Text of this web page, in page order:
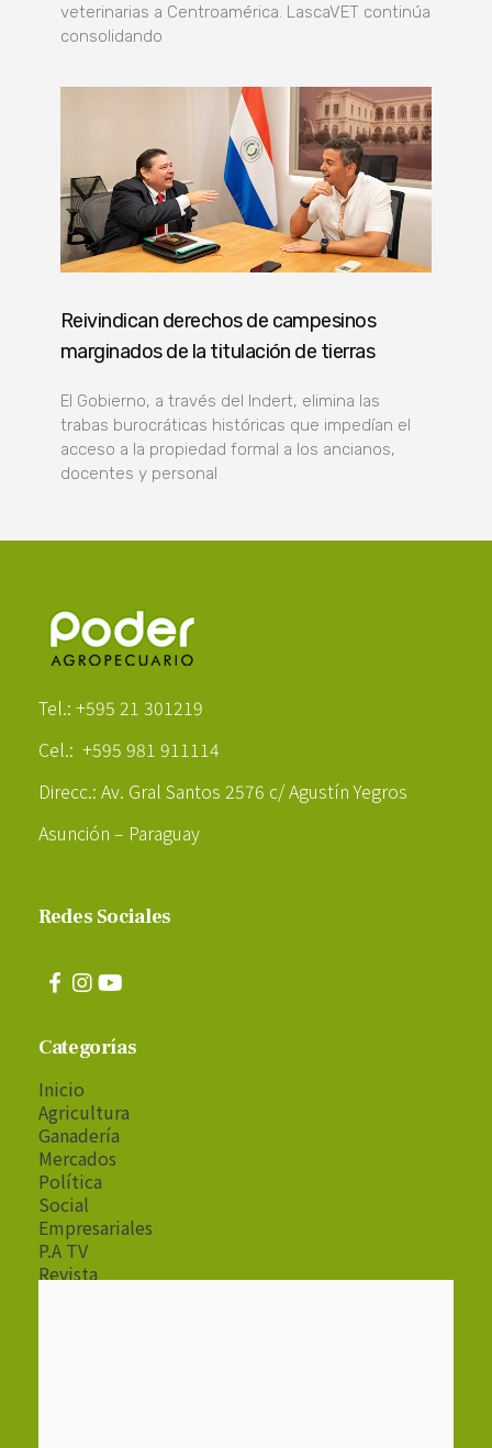
veterinarias a Centroamérica. LascaVET continúa
consolidando
Reivindican derechos de campesinos
marginados de la titulación de tierras
El Gobierno, a través del Indert, elimina las
trabas burocráticas históricas que impedían el
acceso a la propiedad formal a los ancianos,
docentes y personal
Tel.: +595 21 301219
Cel.: +595 981 911114
Direcc.: Av. Gral Santos 2576 c/ Agustín Yegros
Asunción – Paraguay
Redes Sociales
Categorías
Inicio
Agricultura
Ganadería
Mercados
Política
Social
Empresariales
P.A TV
Revista